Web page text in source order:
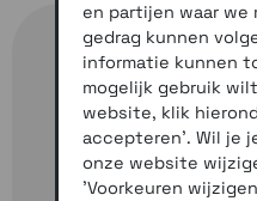
en partijen waar we
gedrag kunnen
informatie kunnen
mogelijk gebruik
website, klik
accepteren'. Wil je
onze website
'Voorkeuren